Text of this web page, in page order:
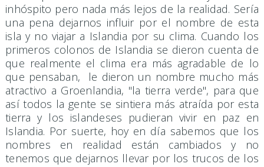
inhóspito pero nada más lejos de la realidad. Sería
una pena dejarnos influir por el nombre de esta
isla y no viajar a Islandia por su clima. Cuando los
primeros colonos de Islandia se dieron cuenta de
que realmente el clima era más agradable de lo
que pensaban, le dieron un nombre mucho más
atractivo a Groenlandia, "la tierra verde", para que
así todos la gente se sintiera más atraída por esta
tierra y los islandeses pudieran vivir en paz en
Islandia. Por suerte, hoy en día sabemos que los
nombres en realidad están cambiados y no
tenemos que dejarnos llevar por los trucos de los